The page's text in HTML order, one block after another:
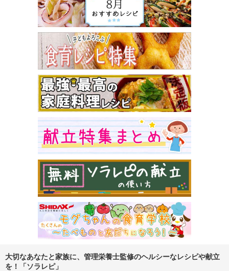
大切なあなたと家族に、管理栄養士監修のヘルシーなレシピや献立
を！「ソラレピ」